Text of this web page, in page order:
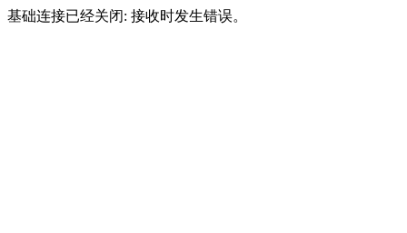
基础连接已经关闭: 接收时发生错误。